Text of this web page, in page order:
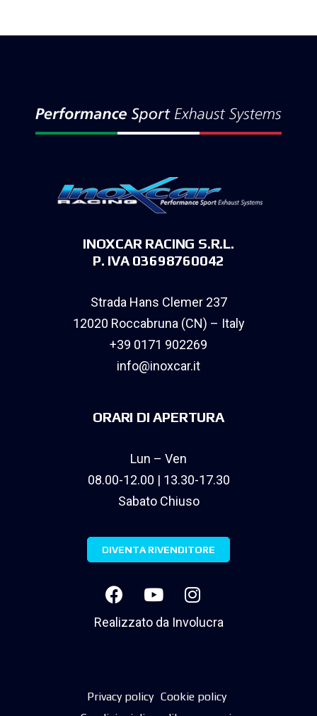
INOXCAR RACING S.R.L.
P. IVA 03698760042
Strada Hans Clemer 237
12020 Roccabruna (CN) – Italy
+39 0171 902269
info@inoxcar.it
ORARI DI APERTURA
Lun – Ven
08.00-12.00 | 13.30-17.30
Sabato Chiuso
DIVENTA RIVENDITORE
Realizzato da Involucra
Privacy policy Cookie policy